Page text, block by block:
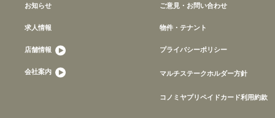
お知らせ
求人情報
店舗情報
会社案内
ご意見・お問い合わせ
物件・テナント
プライバシーポリシー
マルチステークホルダー方針
コノミヤプリペイドカード利用約款